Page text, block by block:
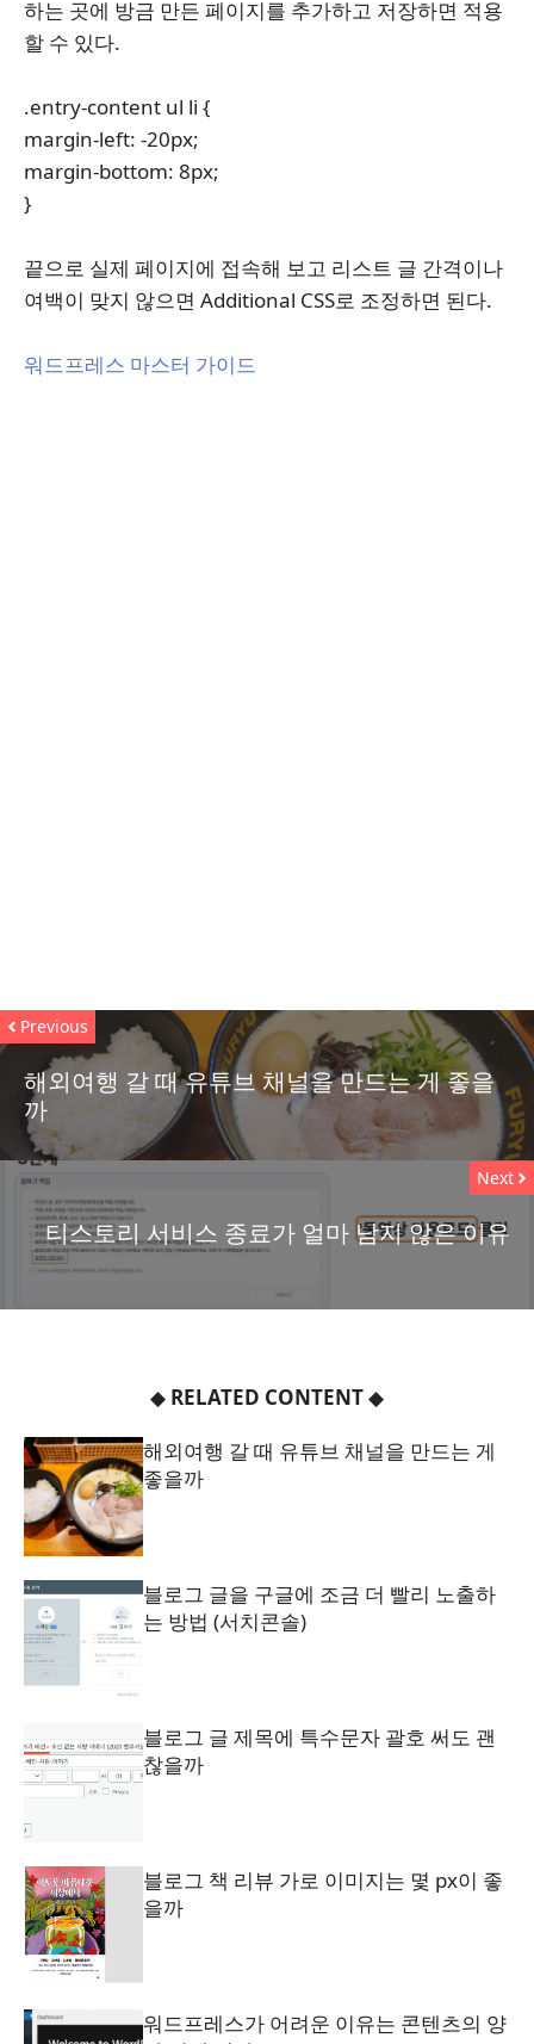
하는 곳에 방금 만든 페이지를 추가하고 저장하면 적용
할 수 있다.
.entry-content ul li {
margin-left: -20px;
margin-bottom: 8px;
}
끝으로 실제 페이지에 접속해 보고 리스트 글 간격이나
여백이 맞지 않으면 Additional CSS로 조정하면 된다.
워드프레스 마스터 가이드
Previous
해외여행 갈 때 유튜브 채널을 만드는 게 좋을
까
Next
티스토리 서비스 종료가 얼마 남지 않은 이유
◆ RELATED CONTENT◆
해외여행 갈 때 유튜브 채널을 만드는 게
좋을까
블로그 글을 구글에 조금 더 빨리 노출하
는 방법 (서치콘솔)
블로그 글 제목에 특수문자 괄호 써도 괜
찮을까
블로그 책 리뷰 가로 이미지는 몇 px이 좋
을까
워드프레스가 어려운 이유는 콘텐츠의 양